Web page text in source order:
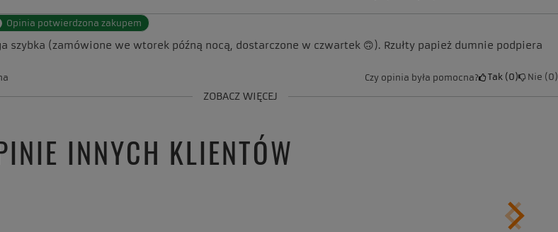
Opinia potwierdzona zakupem
szybka (zamówione we wtorek późną nocą, dostarczone w czwartek 🙃). Rzułty papież dumnie podpiera
Czy opinia była pomocna? Tak 0 Nie 0
ZOBACZ WIĘCEJ
INNYCH KLIENTÓW